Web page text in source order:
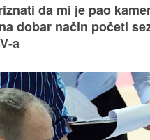
da mi je pao
dobar način početi
a